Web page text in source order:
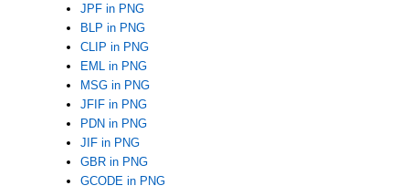
JPF in PNG
BLP in PNG
CLIP in PNG
EML in PNG
MSG in PNG
JFIF in PNG
PDN in PNG
JIF in PNG
GBR in PNG
GCODE in PNG